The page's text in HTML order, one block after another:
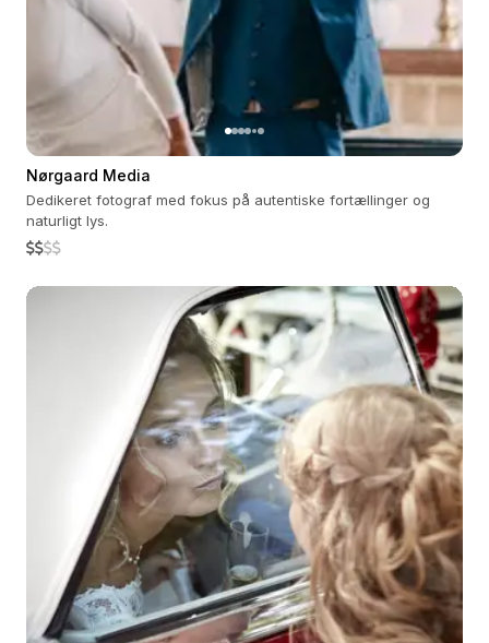
Nørgaard Media
Dedikeret fotograf med fokus på autentiske fortællinger og
naturligt lys.